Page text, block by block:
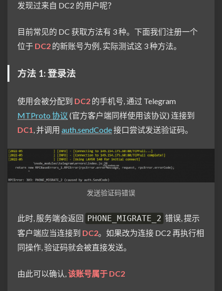
发现过来自 DC2 的用户呢？
目前常见的 DC 获取方法有 3 种。下面我们注册一个
位于 DC2 的新账号为例, 实际测试这 3 种方法。
方法 1: 登录法
使用会被分配到 DC2 的手机号, 通过 Telegram
MTProto 协议 (官方客户端同样使用该协议) 连接到
DC1, 并调用 auth.sendCode接口尝试发送验证码。
发送验证码错误
此时, 服务端会返回 PHONE_MIGRATE_2 错误, 提示
客户端应当连接到 DC2。如果改为连接 DC2 再执行相
同操作, 验证码就会被直接发送。
由此可以确认,该账号属于 DC2